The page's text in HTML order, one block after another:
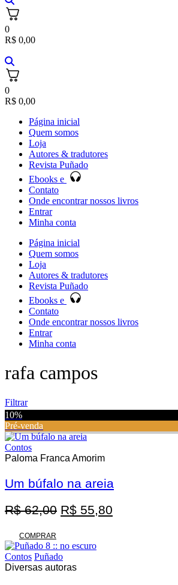
0
R$ 0,00
0
R$ 0,00
Página inicial
Quem somos
Loja
Autores & tradutores
Revista Puñado
Ebooks e
Contato
Onde encontrar nossos livros
Entrar
Minha conta
Página inicial
Quem somos
Loja
Autores & tradutores
Revista Puñado
Ebooks e
Contato
Onde encontrar nossos livros
Entrar
Minha conta
rafa campos
Filtrar
Promoção
10%
Pré-venda
Contos
Paloma Franca Amorim
Um búfalo na areia
R$62,00 O
era:
R$ 62,00.
R$ 55,80
COMPRAR
Contos Puñado
Diversas autoras